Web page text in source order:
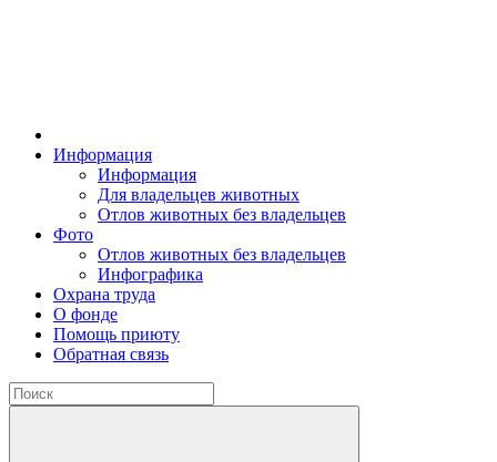
Информация
Информация
Для владельцев животных
Отлов животных без владельцев
Фото
Отлов животных без владельцев
Инфографика
Охрана труда
О фонде
Помощь приюту
Обратная связь